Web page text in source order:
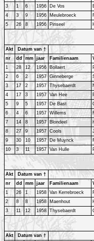
3
1 6 1956 De Vos
4
3 9 1956 Meulebroeck
5
26 8 1956 Pinseel
Akt
Datum van †
nr
dd mm jaar Familienaam
1
28 12 1956 Bollaert
2
6 2 1957 Ginneberge
3
17 2 1957 Thysebaerdt
4
17 3 1957 Van Hee
5
9 5 1957 De Bast
6
4 6 1957 Willems
7
14 8 1957 Blondeel
8
27 9 1957 Cools
9
30 10 1957 De Muynck
10
3 11 1957 Van Hulle
Akt
Datum van †
nr
dd mm jaar Familienaam
1
26 1 1958 Van Kerrebroeck
2
8 8 1958 Maenhout
3
11 12 1958 Thysebaerdt
Akt
Datum van †